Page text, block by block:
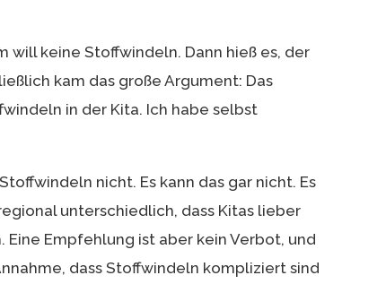
will keine Stoffwindeln. Dann hieß es, der
kam das große Argument: Das
in der Kita. Ich habe selbst
nicht. Es kann das gar nicht. Es
unterschiedlich, dass Kitas lieber
Empfehlung ist aber kein Verbot, und
dass Stoffwindeln kompliziert sind